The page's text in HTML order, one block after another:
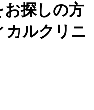
お探しの方
カルクリニ